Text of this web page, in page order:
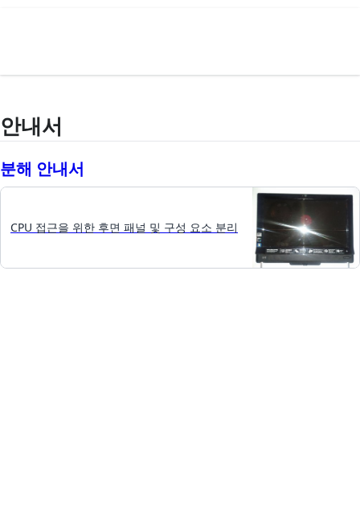
안내서
분해 안내서
CPU 접근을 위한 후면 패널 및 구성 요소 분리